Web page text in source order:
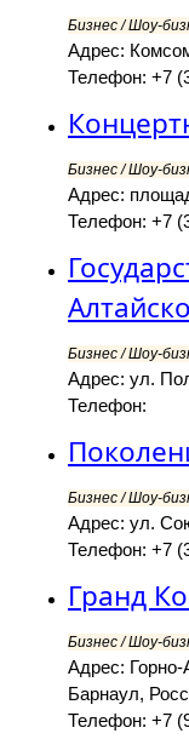
Бизнес / Шоу-
Адрес:
Телефон: +7
Бизнес / Шоу-
Адрес:
Телефон: +7
Бизнес / Шоу-
Адрес: ул.
Телефон:
Бизнес / Шоу-
Адрес: ул.
Телефон: +7
Гранд
Бизнес / Шоу-
Адрес: Горно-
Барнаул,
Телефон: +7